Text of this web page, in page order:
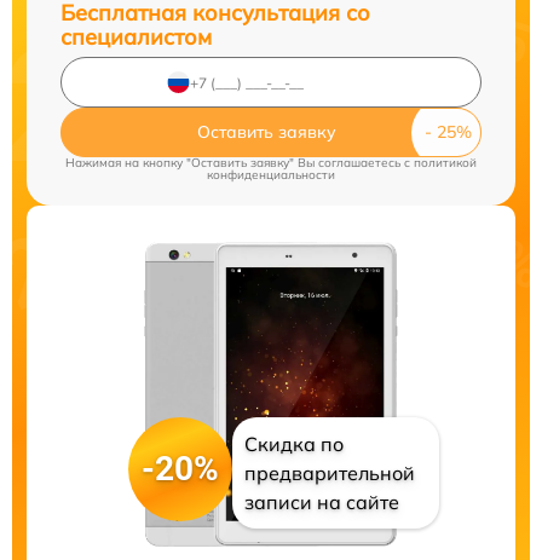
Бесплатная консультация со
специалистом
Оставить заявку
Нажимая на кнопку "Оставить заявку" Вы соглашаетесь c политикой
конфиденциальности
-20%
Скидка по
предварительной
записи на сайте